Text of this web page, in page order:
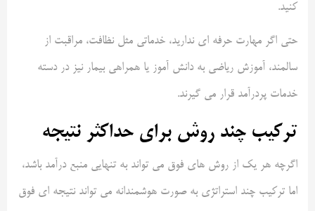
کنید.
حتی اگر مهارت حرفه ای ندارید، خدماتی مثل نظافت، مراقبت از
سالمند، آموزش ریاضی به دانش آموز یا همراهی بیمار نیز در دسته
خدمات پردرآمد قرار می گیرند.
ترکیب چند روش برای حداکثر نتیجه
اگرچه هر یک از روش های فوق می تواند به تنهایی منبع درآمد باشد،
اما ترکیب چند استراتژی به صورت هوشمندانه می تواند نتیجه ای فوق